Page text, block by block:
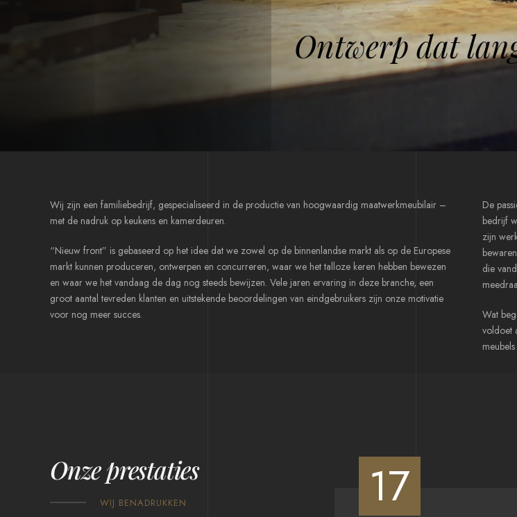
Ontwerpdatlan
Wij zijn een familiebedrijf, gespecialiseerd in de productie van hoogwaardig maatwerkmeubilair –
met de nadruk op keukens en kamerdeuren.
“Nieuw front” is gebaseerd op het idee dat we zowel op de binnenlandse markt als op de Europese
markt kunnen produceren, ontwerpen en concurreren, waar we het talloze keren hebben bewezen
en waar we het vandaag de dag nog steeds bewijzen. Vele jaren ervaring in deze branche, een
groot aantal tevreden klanten en uitstekende beoordelingen van eindgebruikers zijn onze motivatie
voor nog meer succes.
De
bedrijf
zijn
die
Wat
voldoet
Onze prestaties
WIJ BENADRUKKEN 17